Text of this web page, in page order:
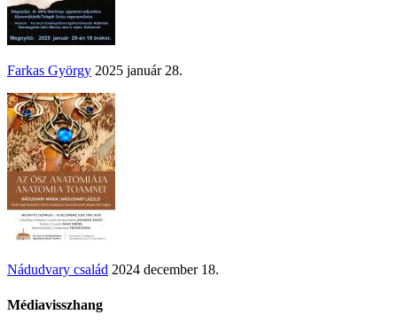
Farkas György 2025 január 28.
Nádudvary család 2024 december 18.
Médiavisszhang